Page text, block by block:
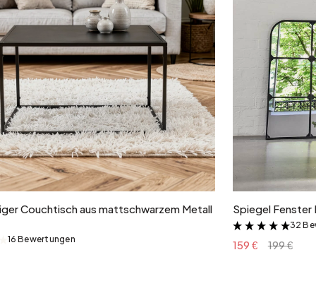
In den Warenkorb
Couchtisch aus mattschwarzem Metall
&
16 Bewertungen
Spiegel Fenster
&
32
159 € 199 €